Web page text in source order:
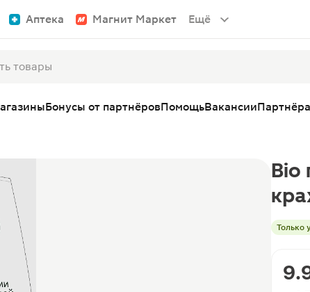
Аптека Магнит Маркет Ещё
Бонусы от партнёровПомощьВакансии
Только
Bio